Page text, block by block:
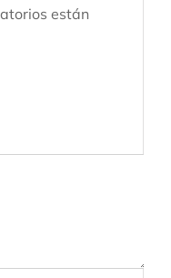
están